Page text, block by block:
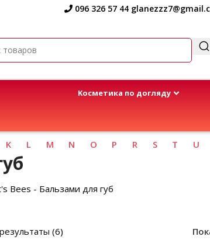
096 326 57 44
Kосметика по догляду
K L M N O P R S T U
Bees - Бальзами для губ
(6)